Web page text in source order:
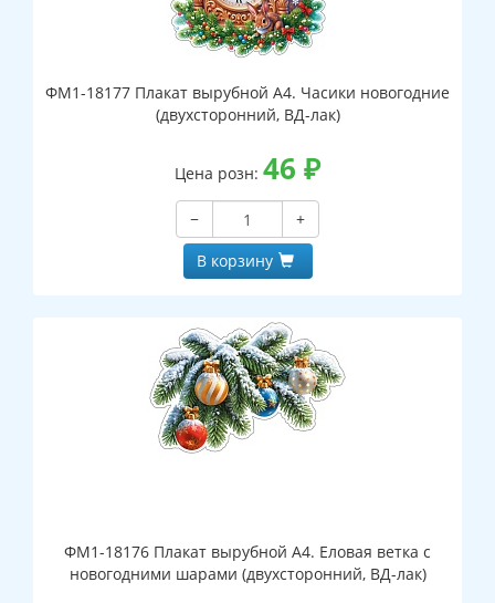
ФМ1-18177 Плакат вырубной А4. Часики новогодние
(двухсторонний, ВД-лак)
Цена розн: 46 ₽
−
+
В корзину
ФМ1-18176 Плакат вырубной А4. Еловая ветка с
новогодними шарами (двухсторонний, ВД-лак)